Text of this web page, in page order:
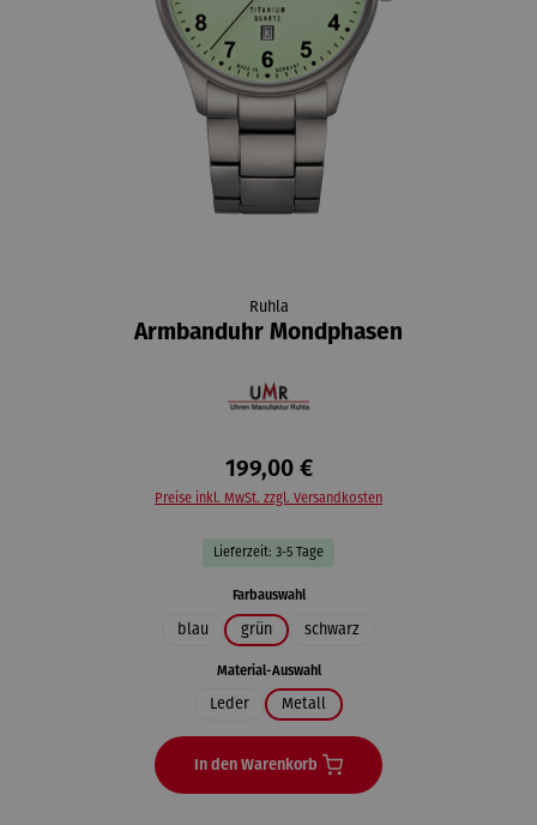
Ruhla
Armbanduhr Mondphasen
199,00 €
Preise inkl. MwSt. zzgl. Versandkosten
Lieferzeit: 3-5 Tage
Farbauswahlauswählen
blau grün schwarz
Material-Auswahlauswählen
Leder Metall
In den Warenkorb